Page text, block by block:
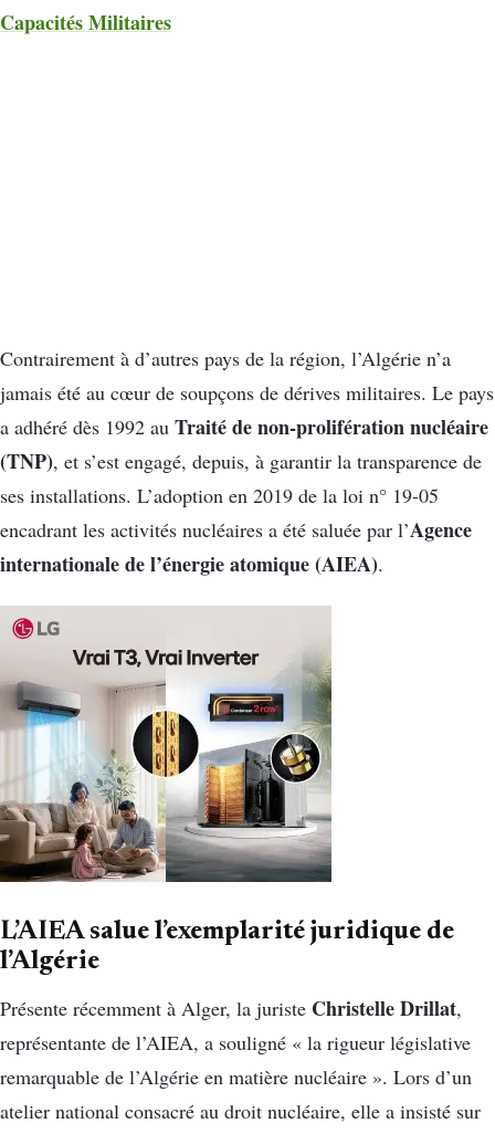
Capacités Militaires
Contrairement à d’autres pays de la région, l’Algérie n’a
jamais été au cœur de soupçons de dérives militaires. Le pays
a adhéré dès 1992 au Traité de non-prolifération nucléaire
(TNP), et s’est engagé, depuis, à garantir la transparence de
ses installations. L’adoption en 2019 de la loi n° 19-05
encadrant les activités nucléaires a été saluée par l’Agence
internationale de l’énergie atomique (AIEA).
L’AIEA salue l’exemplarité juridique de
l’Algérie
Présente récemment à Alger, la juriste Christelle Drillat,
représentante de l’AIEA, a souligné « la rigueur législative
remarquable de l’Algérie en matière nucléaire ». Lors d’un
atelier national consacré au droit nucléaire, elle a insisté sur